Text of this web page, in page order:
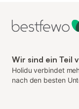
Wir sind ein Teil
Holidu verbindet
nach den besten